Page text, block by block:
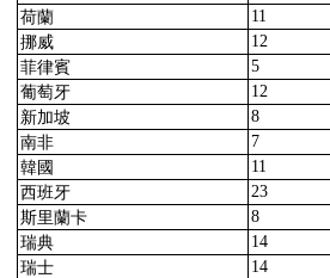
荷蘭 11
挪威 12
菲律賓 5
葡萄牙 12
新加坡 8
南非 7
韓國 11
西班牙 23
斯里蘭卡 8
瑞典 14
瑞士 14